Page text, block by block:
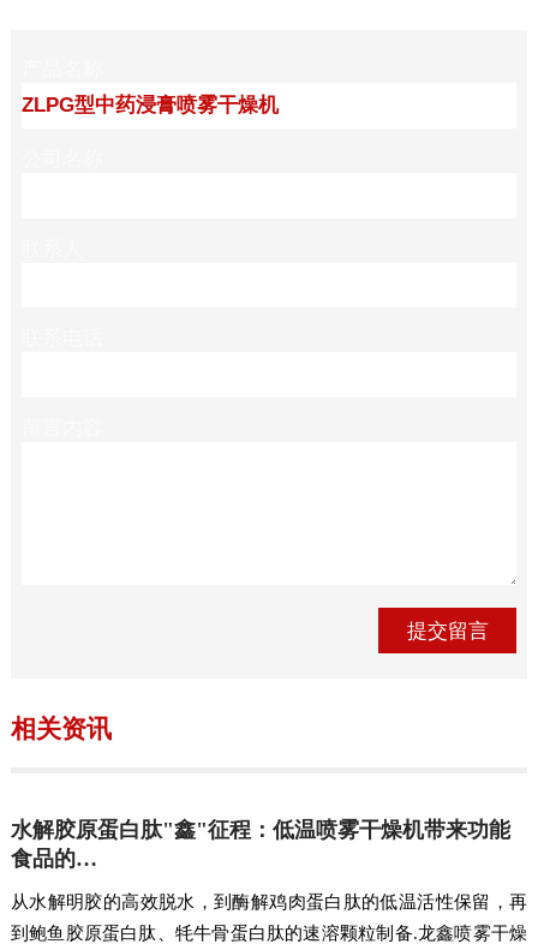
相关资讯
水解胶原蛋白肽"鑫"征程：低温喷雾干燥机带来功能
食品的…
从水解明胶的高效脱水，到酶解鸡肉蛋白肽的低温活性保留，再
到鲍鱼胶原蛋白肽、牦牛骨蛋白肽的速溶颗粒制备.龙鑫喷雾干燥